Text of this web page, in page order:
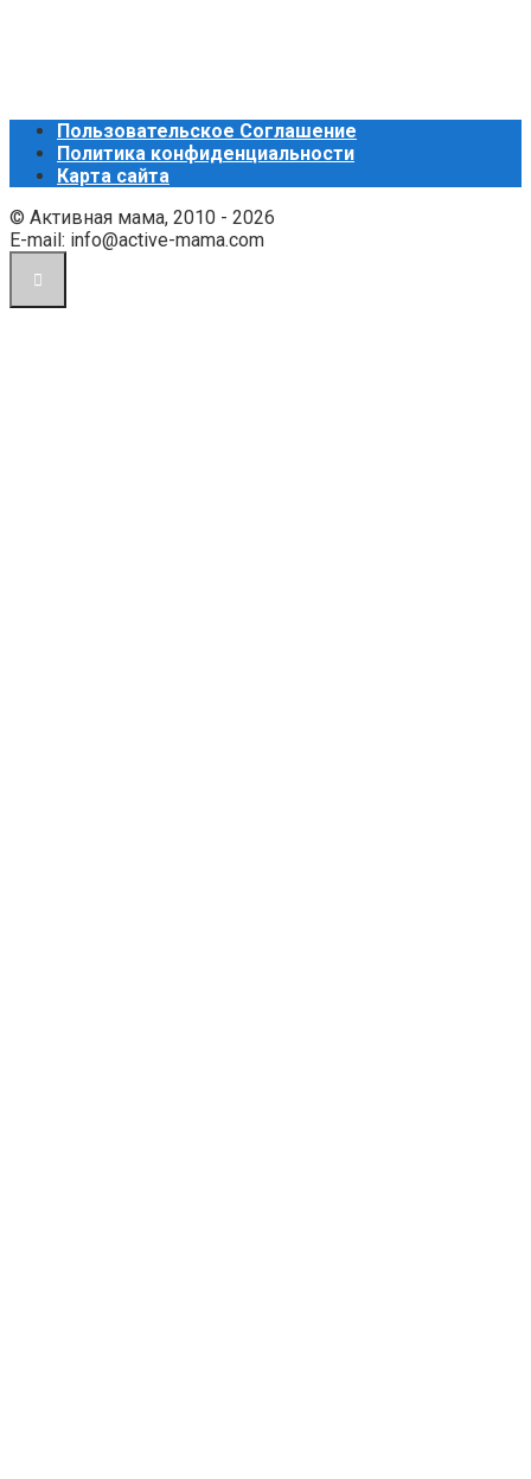
Пользовательское Соглашение
Политика конфиденциальности
Карта сайта
© Активная мама, 2010 - 2026
E-mail: info@active-mama.com